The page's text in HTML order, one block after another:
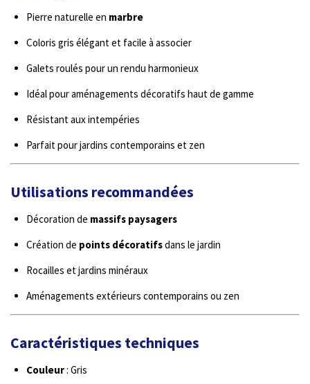
Pierre naturelle en marbre
Coloris gris élégant et facile à associer
Galets roulés pour un rendu harmonieux
Idéal pour aménagements décoratifs haut de gamme
Résistant aux intempéries
Parfait pour jardins contemporains et zen
Utilisations recommandées
Décoration de massifs paysagers
Création de points décoratifsdans le jardin
Rocailles et jardins minéraux
Aménagements extérieurs contemporains ou zen
Caractéristiques techniques
Couleur: Gris